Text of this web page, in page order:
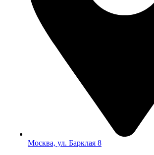
Москва, ул. Барклая 8